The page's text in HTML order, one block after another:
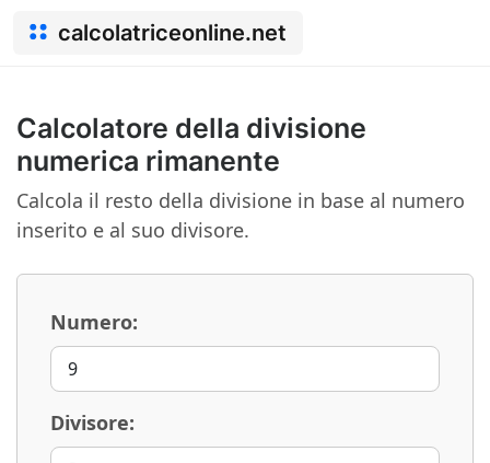
calcolatriceonline.net
Calcolatore della divisione
numerica rimanente
Calcola il resto della divisione in base al numero
inserito e al suo divisore.
Numero:
Divisore: